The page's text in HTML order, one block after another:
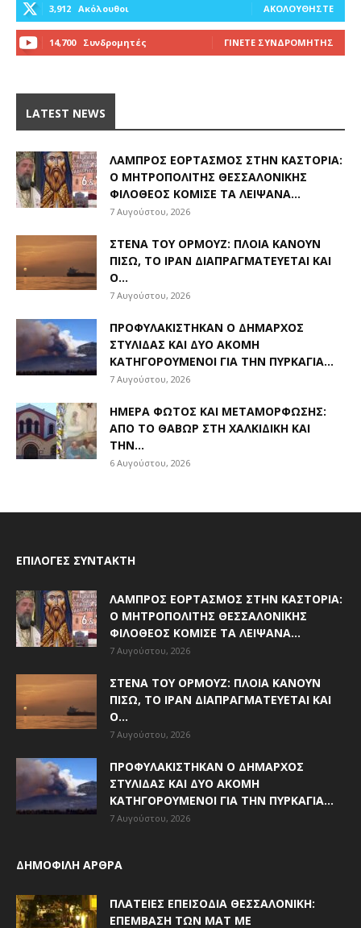
3,912 Ακόλουθοι ΑΚΟΛΟΥΘΉΣΤΕ
14,700 Συνδρομητές ΓΊΝΕΤΕ ΣΥΝΔΡΟΜΗΤΉΣ
LATEST NEWS
ΛΑΜΠΡΌΣ ΕΟΡΤΑΣΜΌΣ ΣΤΗΝ ΚΑΣΤΟΡΙΆ:
Ο ΜΗΤΡΟΠΟΛΊΤΗΣ ΘΕΣΣΑΛΟΝΊΚΗΣ
ΦΙΛΌΘΕΟΣ ΚΌΜΙΣΕ ΤΑ ΛΕΊΨΑΝΑ...
7 Αυγούστου, 2026
ΣΤΕΝΆ ΤΟΥ ΟΡΜΟΎΖ: ΠΛΟΊΑ ΚΆΝΟΥΝ
ΠΊΣΩ, ΤΟ ΙΡΆΝ ΔΙΑΠΡΑΓΜΑΤΕΎΕΤΑΙ ΚΑΙ
Ο...
7 Αυγούστου, 2026
ΠΡΟΦΥΛΑΚΊΣΤΗΚΑΝ Ο ΔΉΜΑΡΧΟΣ
ΣΤΥΛΊΔΑΣ ΚΑΙ ΔΎΟ ΑΚΌΜΗ
ΚΑΤΗΓΟΡΟΎΜΕΝΟΙ ΓΙΑ ΤΗΝ ΠΥΡΚΑΓΙΆ...
7 Αυγούστου, 2026
ΗΜΈΡΑ ΦΩΤΌΣ ΚΑΙ ΜΕΤΑΜΌΡΦΩΣΗΣ:
ΑΠΌ ΤΟ ΘΑΒΏΡ ΣΤΗ ΧΑΛΚΙΔΙΚΉ ΚΑΙ
ΤΗΝ...
6 Αυγούστου, 2026
ΕΠΙΛΟΓΈΣ ΣΥΝΤΆΚΤΗ
ΛΑΜΠΡΌΣ ΕΟΡΤΑΣΜΌΣ ΣΤΗΝ ΚΑΣΤΟΡΙΆ:
Ο ΜΗΤΡΟΠΟΛΊΤΗΣ ΘΕΣΣΑΛΟΝΊΚΗΣ
ΦΙΛΌΘΕΟΣ ΚΌΜΙΣΕ ΤΑ ΛΕΊΨΑΝΑ...
7 Αυγούστου, 2026
ΣΤΕΝΆ ΤΟΥ ΟΡΜΟΎΖ: ΠΛΟΊΑ ΚΆΝΟΥΝ
ΠΊΣΩ, ΤΟ ΙΡΆΝ ΔΙΑΠΡΑΓΜΑΤΕΎΕΤΑΙ ΚΑΙ
Ο...
7 Αυγούστου, 2026
ΠΡΟΦΥΛΑΚΊΣΤΗΚΑΝ Ο ΔΉΜΑΡΧΟΣ
ΣΤΥΛΊΔΑΣ ΚΑΙ ΔΎΟ ΑΚΌΜΗ
ΚΑΤΗΓΟΡΟΎΜΕΝΟΙ ΓΙΑ ΤΗΝ ΠΥΡΚΑΓΙΆ...
7 Αυγούστου, 2026
ΔΗΜΟΦΙΛΗ ΑΡΘΡΑ
ΠΛΑΤΕΊΕΣ ΕΠΕΙΣΌΔΙΑ ΘΕΣΣΑΛΟΝΊΚΗ:
ΕΠΈΜΒΑΣΗ ΤΩΝ ΜΑΤ ΜΕ